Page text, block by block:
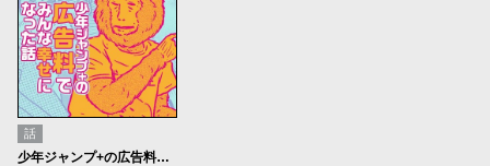
話
少年ジャンプ+の広告料でみんな幸せになった話